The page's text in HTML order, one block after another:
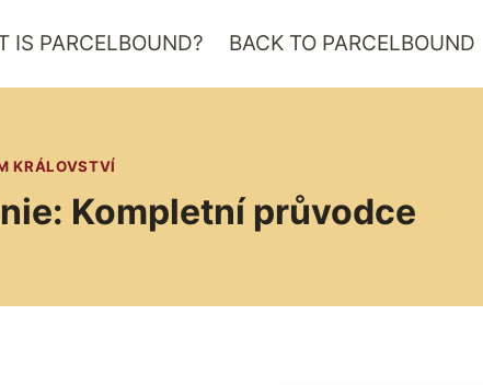
IS PARCELBOUND? BACK TO PARCELBOUND
KRÁLOVSTVÍ
Kompletní průvodce